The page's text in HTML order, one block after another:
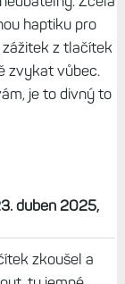
gumově a
zkoušel na
by se mi fakt
řemínek,
Zcela
z tlačítek